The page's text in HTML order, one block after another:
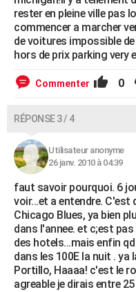
rester en pleine ville pas
commencer a marcher
de voitures impossible
hors de prix parking
Commenter 0
RÉPONSE 3 / 4
Utilisateur anonyme
26 janv. 2010 à 04:39
faut savoir pourquoi. 6
voir...et a entendre. C'est
Chicago Blues, ya bien
dans l'annee. et c;est
des hotels...mais enfin
dans les 100E la nuit . ya
Portillo, Haaaa! c'est le
agreable je dirais entre